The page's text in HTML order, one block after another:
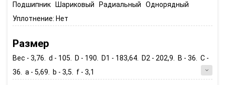
Подшипник Шариковый Радиальный Однорядный
Уплотнение: Нет
Размер
Вес - 3,76. d - 105. D - 190. D1 - 183,64. D2 - 202,9. B - 36. C -
36. a - 5,69. b - 3,5. f - 3,1